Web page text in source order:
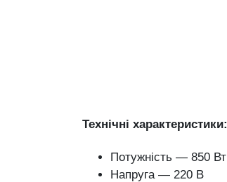
Технічні характеристики:
Потужність — 850 Вт
Напруга — 220 В